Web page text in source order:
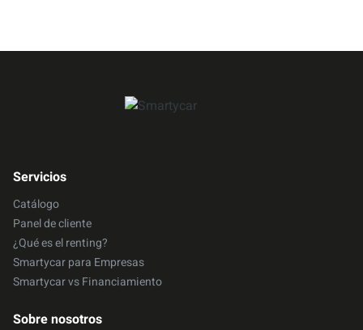
Servicios
Catálogo
Panel de cliente
¿Qué es el renting?
Smartycar para Empresas
Smartycar vs Financiamiento
Sobre nosotros